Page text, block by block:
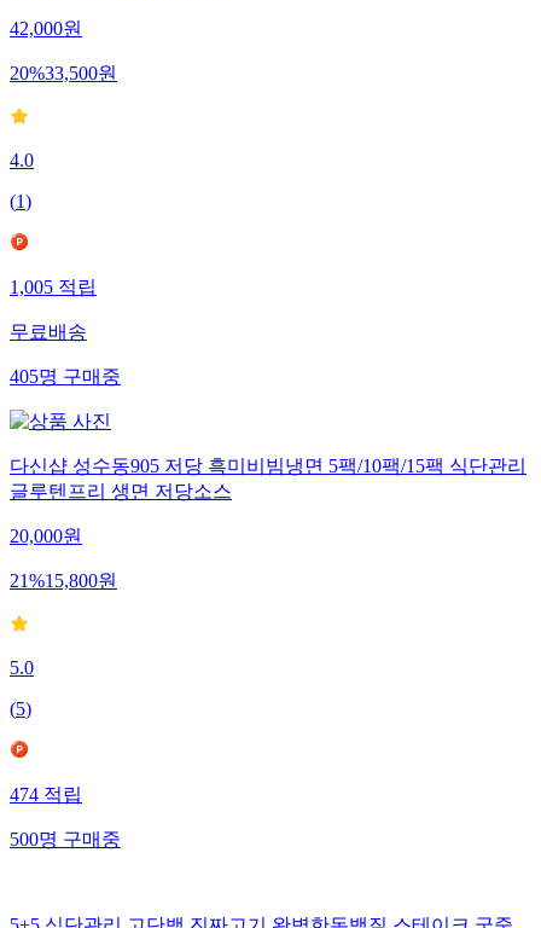
42,000원
20%33,500원
4.0
(1)
1,005적립
무료배송
405명구매중
다신샵 성수동905 저당 흑미비빔냉면 5팩/10팩/15팩 식단관리
글루텐프리 생면 저당소스
20,000원
21%15,800원
5.0
(5)
474적립
500명구매중